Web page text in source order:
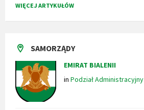
WIĘCEJ ARTYKUŁÓW
SAMORZĄDY
EMIRAT BIALENII
in Podział Administracyjny